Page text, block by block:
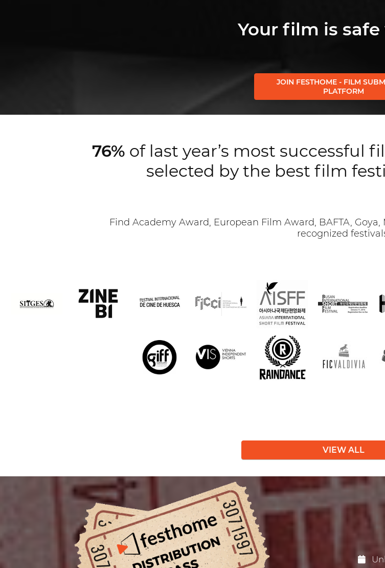
Your film is
JOIN FESTHOME - FILM
PLATFORM
76% of last year’s most successful
selected by the best film
Find Academy Award, European Film Award, BAFTA, Goya,
recognized
VIEW ALL